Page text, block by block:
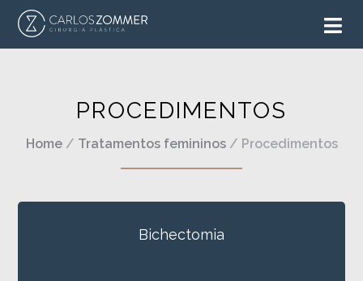
PROCEDIMENTOS
Home/ Tratamentos femininos/ Procedimentos
Bichectomia